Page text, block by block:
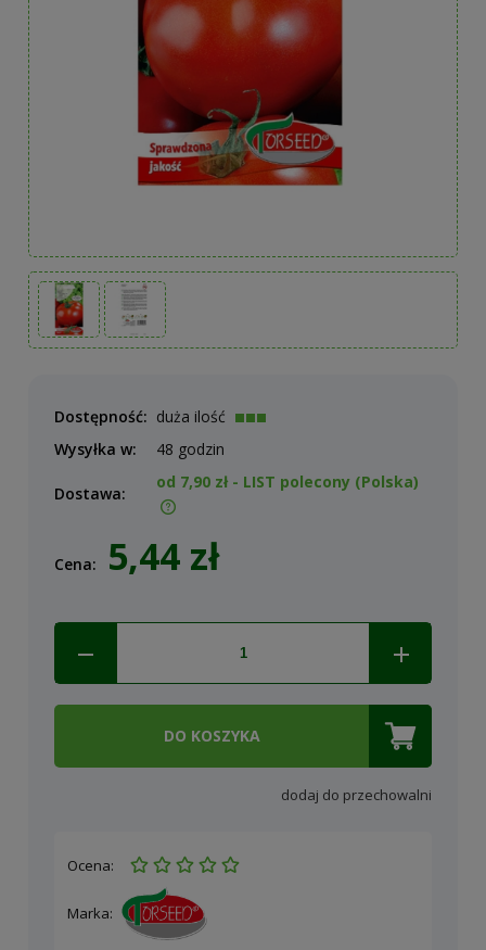
Dostępność: duża ilość
Wysyłka w:
48 godzin
Dostawa:
od 7,90 zł - LIST polecony (Polska)
Cena: 5,44 zł
DO KOSZYKA
dodaj do przechowalni
Ocena:
Marka: